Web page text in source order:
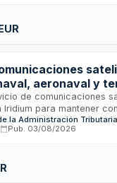
de
y software, así
continuidad
del
aeronaval y
Aduanas e II.EE.
de comunicaciones
Iridium para mantener
en la flota marítima,
del Departamento de
garantizar
navales y terrestres
la Administración Tributaria
Pub. 03/08/2026